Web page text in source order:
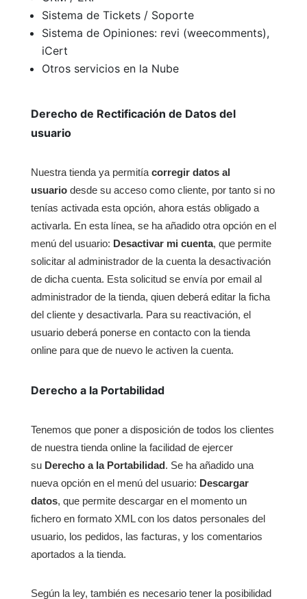
Sistema de Tickets / Soporte
Sistema de Opiniones: revi (weecomments),
iCert
Otros servicios en la Nube
Derecho de Rectificación de Datos del
usuario
Nuestra tienda ya permitía corregir datos al
usuario desde su acceso como cliente, por tanto si no
tenías activada esta opción, ahora estás obligado a
activarla. En esta línea, se ha añadido otra opción en el
menú del usuario: Desactivar mi cuenta, que permite
solicitar al administrador de la cuenta la desactivación
de dicha cuenta. Esta solicitud se envía por email al
administrador de la tienda, qiuen deberá editar la ficha
del cliente y desactivarla. Para su reactivación, el
usuario deberá ponerse en contacto con la tienda
online para que de nuevo le activen la cuenta.
Derecho a la Portabilidad
Tenemos que poner a disposición de todos los clientes
de nuestra tienda online la facilidad de ejercer
su Derecho a la Portabilidad. Se ha añadido una
nueva opción en el menú del usuario: Descargar
datos, que permite descargar en el momento un
fichero en formato XML con los datos personales del
usuario, los pedidos, las facturas, y los comentarios
aportados a la tienda.
Según la ley, también es necesario tener la posibilidad